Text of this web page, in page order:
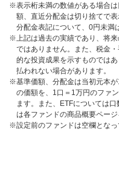
※表示桁未満の数値がある場合
額、直近分配金は切り捨てで
分配金表記について、0円未満
※上記は過去の実績であり、将
ではありません。また、税金
的な投資成果を示すものでは
払われない場合があります。
※基準価額、分配金は当初元本
の価額を、1口＝1万円のファ
ます。また、ETFについては
は各ファンドの商品概要ページ
※設定前のファンドは空欄となっ